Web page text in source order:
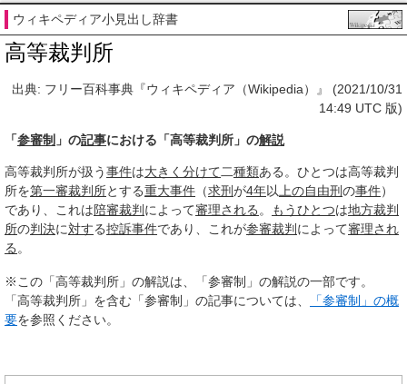
ウィキペディア小見出し辞書
高等裁判所
出典: フリー百科事典『ウィキペディア（Wikipedia）』 (2021/10/31
14:49 UTC 版)
「参審制 」の記事における「高等裁判所」の解説
高等裁判所が扱う事件は大きく 分けて二種類ある。ひとつは高等裁判
所を第一審裁判所とする重大事件 （求刑が4年以上の自由刑の事件）
であり、これは陪審裁判 によって審理される。 もうひとつは地方裁判
所の判決に対する控訴事件であり、これが参審裁判 によって審理され
る。
※この「高等裁判所」の解説は、「参審制」の解説の一部です。
「高等裁判所」を含む「参審制」の記事については、
「参審制」の概
要を参照ください。